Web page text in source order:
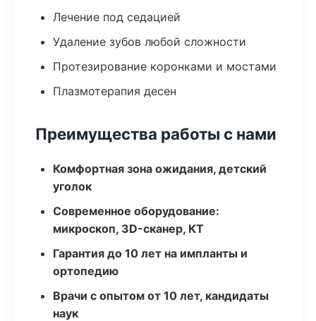
Лечение под седацией
Удаление зубов любой сложности
Протезирование коронками и мостами
Плазмотерапия десен
Преимущества работы с нами
Комфортная зона ожидания, детский
уголок
Современное оборудование:
микроскоп, 3D-сканер, КТ
Гарантия до 10 лет на импланты и
ортопедию
Врачи с опытом от 10 лет, кандидаты
наук